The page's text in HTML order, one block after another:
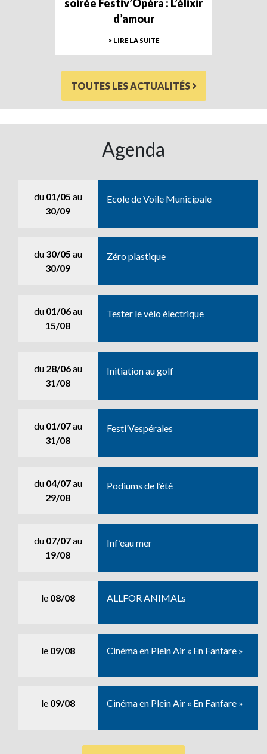
soirée Festiv’Opéra : L’élixir
d’amour
> LIRE LA SUITE
TOUTES LES ACTUALITÉS
Agenda
du 01/05 au
30/09
Ecole de Voile Municipale
du 30/05 au
30/09
Zéro plastique
du 01/06au
15/08
Tester le vélo électrique
du 28/06au
31/08
Initiation au golf
du 01/07au
31/08
Festi’Vespérales
du 04/07au
29/08
Podiums de l’été
du 07/07au
19/08
Inf’eau mer
le 08/08 ALLFOR ANIMALs
le 09/08 Cinéma en Plein Air « En Fanfare »
le 09/08 Cinéma en Plein Air « En Fanfare »